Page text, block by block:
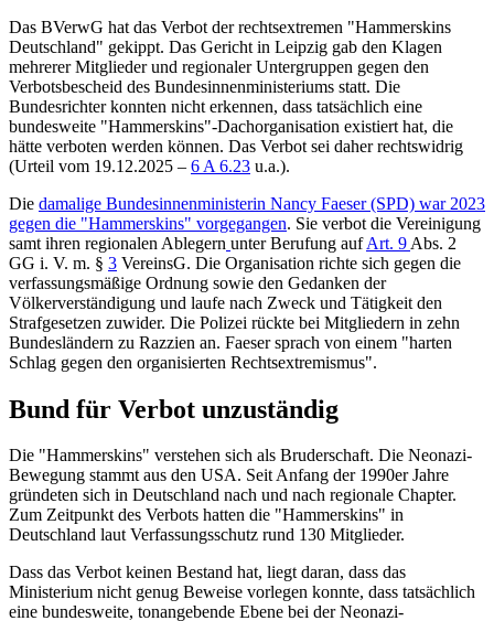
Das BVerwG hat das Verbot der rechtsextremen "Hammerskins
Deutschland" gekippt. Das Gericht in Leipzig gab den Klagen
mehrerer Mitglieder und regionaler Untergruppen gegen den
Verbotsbescheid des Bundesinnenministeriums statt. Die
Bundesrichter konnten nicht erkennen, dass tatsächlich eine
bundesweite "Hammerskins"-Dachorganisation existiert hat, die
hätte verboten werden können. Das Verbot sei daher rechtswidrig
(Urteil vom 19.12.2025 – 6 A 6.23 u.a.).
Die damalige Bundesinnenministerin Nancy Faeser (SPD) war 2023
gegen die "Hammerskins" vorgegangen. Sie verbot die Vereinigung
samt ihren regionalen Ablegern unter Berufung aufArt. 9 Abs. 2
GG i. V. m. § 3 VereinsG. Die Organisation richte sich gegen die
verfassungsmäßige Ordnung sowie den Gedanken der
Völkerverständigung und laufe nach Zweck und Tätigkeit den
Strafgesetzen zuwider. Die Polizei rückte bei Mitgliedern in zehn
Bundesländern zu Razzien an. Faeser sprach von einem "harten
Schlag gegen den organisierten Rechtsextremismus".
Bund für Verbot unzuständig
Die "Hammerskins" verstehen sich als Bruderschaft. Die Neonazi-
Bewegung stammt aus den USA. Seit Anfang der 1990er Jahre
gründeten sich in Deutschland nach und nach regionale Chapter.
Zum Zeitpunkt des Verbots hatten die "Hammerskins" in
Deutschland laut Verfassungsschutz rund 130 Mitglieder.
Dass das Verbot keinen Bestand hat, liegt daran, dass das
Ministerium nicht genug Beweise vorlegen konnte, dass tatsächlich
eine bundesweite, tonangebende Ebene bei der Neonazi-